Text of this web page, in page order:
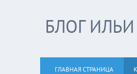
БЛОГ
ГЛАВНАЯ СТРАНИЦА